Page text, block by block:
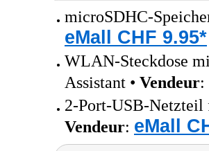
microSDHC-
eMall CHF 9.95*
WLAN-Steckdose
Assistant • Vendeur:
2-Port-USB-Netzteil
Vendeur: eMall